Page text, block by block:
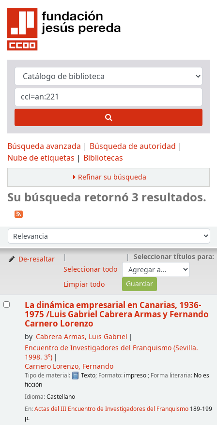
Búsqueda avanzada
Búsqueda de autoridad
Nube de etiquetas
Bibliotecas
Refinar su búsqueda
Su búsqueda retornó 3 resultados.
Ordenar por:
De-resaltar
Seleccionar todo
Limpiar todo
Seleccionar títulos para:
La dinámica empresarial en Canarias, 1936-
1975 /Luis Gabriel Cabrera Armas y Fernando
Carnero Lorenzo
by Cabrera Armas, Luis Gabriel
Encuentro de Investigadores del Franquismo(Sevilla.
1998. 3º)
Carnero Lorenzo, Fernando
Tipo de material: Texto; Formato: impreso ; Forma literaria: No es
ficción
Idioma:Castellano
En:Actas del III Encuentro de Investigadores del Franquismo189-199
p.